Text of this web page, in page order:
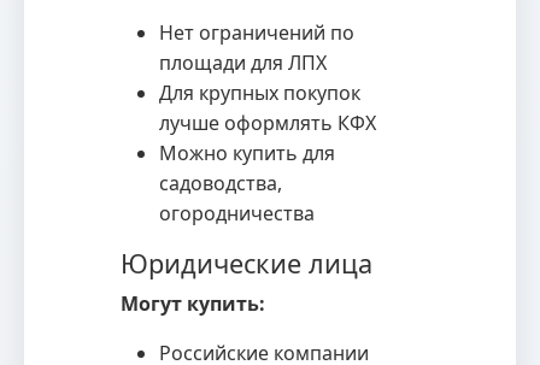
Нет ограничений по
площади для ЛПХ
Для крупных покупок
лучше оформлять КФХ
Можно купить для
садоводства,
огородничества
Юридические лица
Могут купить:
Российские компании